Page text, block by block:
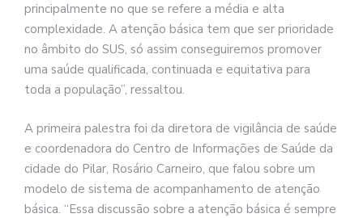
principalmente no que se refere a média e alta
complexidade. A atenção básica tem que ser prioridade
no âmbito do SUS, só assim conseguiremos promover
uma saúde qualificada, continuada e equitativa para
toda a população”, ressaltou.
A primeira palestra foi da diretora de vigilância de saúde
e coordenadora do Centro de Informações de Saúde da
cidade do Pilar, Rosário Carneiro, que falou sobre um
modelo de sistema de acompanhamento de atenção
básica. “Essa discussão sobre a atenção básica é sempre